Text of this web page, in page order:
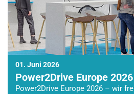
01. Juni 2026
Power2Drive Europe 2026
Power2Drive Europe 2026 – wir